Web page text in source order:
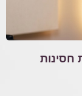
חסינות